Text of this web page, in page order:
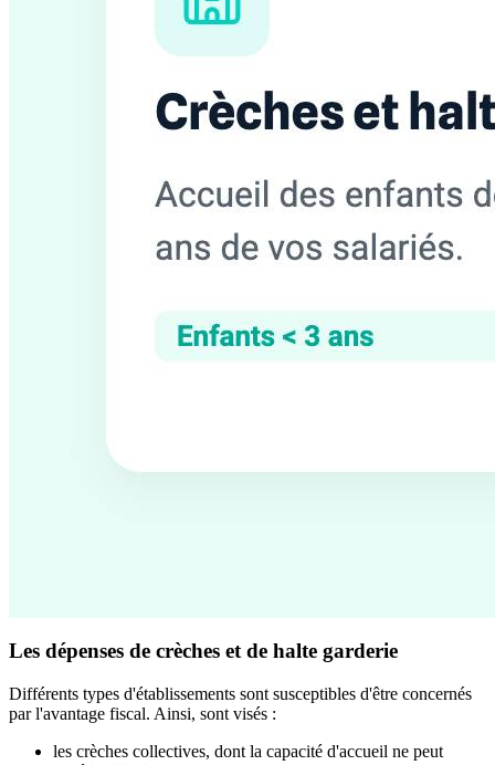
Les dépenses de crèches et de halte garderie
Différents types d'établissements sont susceptibles d'être concernés
par l'avantage fiscal. Ainsi, sont visés :
les crèches collectives, dont la capacité d'accueil ne peut